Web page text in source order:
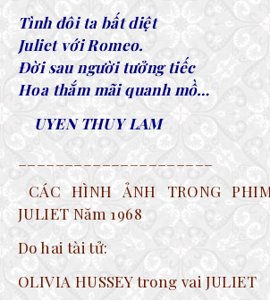
Tình đôi ta bất diệt
Juliet với Romeo.
Đời sau người tưởng tiếc
Hoa thắm mãi quanh mồ…
UYEN THUY LAM
_____________________
CÁC HÌNH ẢNH TRONG
JULIET Năm 1968
Do hai tài tử:
OLIVIA HUSSEY trong vai JULIET